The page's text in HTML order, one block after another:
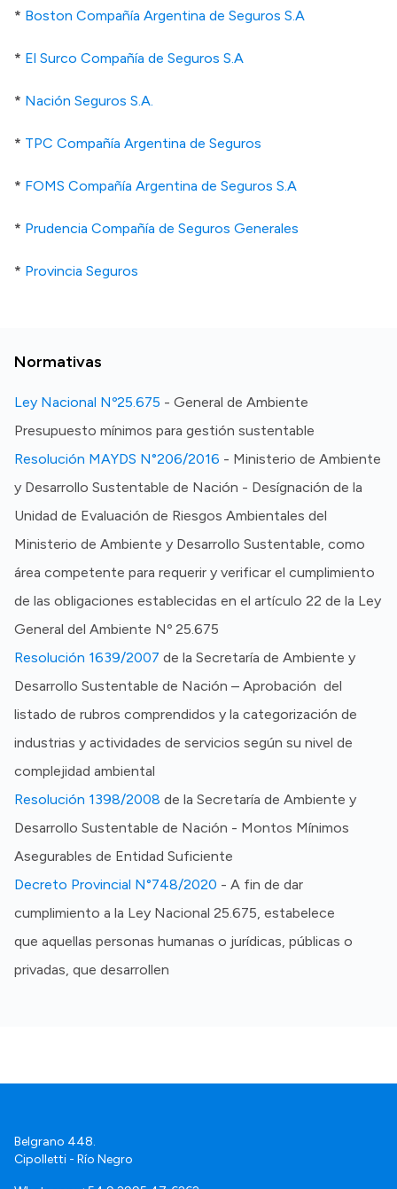
* Boston Compañía Argentina de Seguros S.A
* El Surco Compañía de Seguros S.A
* Nación Seguros S.A.
* TPC Compañía Argentina de Seguros
* FOMS Compañía Argentina de Seguros S.A
* Prudencia Compañía de Seguros Generales
* Provincia Seguros
Normativas
Ley Nacional Nº25.675 - General de Ambiente
Presupuesto mínimos para gestión sustentable
Resolución MAYDS N°206/2016 - Ministerio de Ambiente
y Desarrollo Sustentable de Nación - Desígnación de la
Unidad de Evaluación de Riesgos Ambientales del
Ministerio de Ambiente y Desarrollo Sustentable, como
área competente para requerir y verificar el cumplimiento
de las obligaciones establecidas en el artículo 22 de la Ley
General del Ambiente Nº 25.675
Resolución 1639/2007 de la Secretaría de Ambiente y
Desarrollo Sustentable de Nación – Aprobación del
listado de rubros comprendidos y la categorización de
industrias y actividades de servicios según su nivel de
complejidad ambiental
Resolución 1398/2008 de la Secretaría de Ambiente y
Desarrollo Sustentable de Nación - Montos Mínimos
Asegurables de Entidad Suficiente
Decreto Provincial N°748/2020 - A fin de dar
cumplimiento a la Ley Nacional 25.675, estabelece
que aquellas personas humanas o jurídicas, públicas o
privadas, que desarrollen
Belgrano 448.
Cipolletti - Río Negro